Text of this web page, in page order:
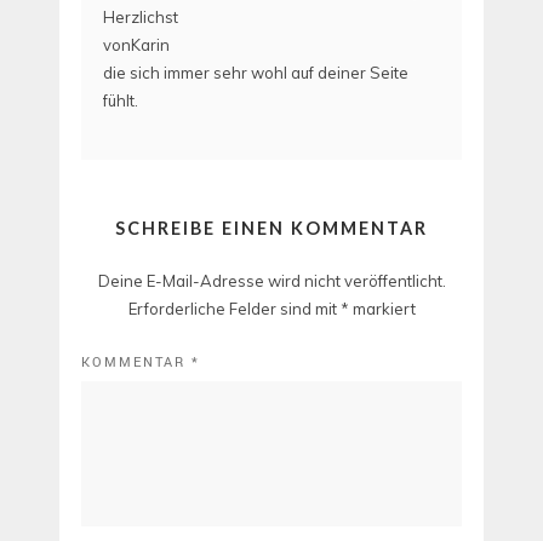
Herzlichst
vonKarin
die sich immer sehr wohl auf deiner Seite
fühlt.
SCHREIBE EINEN KOMMENTAR
Deine E-Mail-Adresse wird nicht veröffentlicht.
Erforderliche Felder sind mit * markiert
KOMMENTAR *